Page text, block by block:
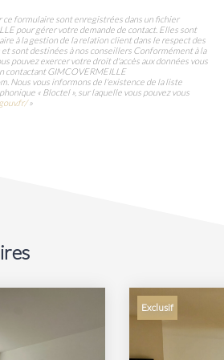
formulaire sont enregistrées dans un fichier
pour gérer votre demande de contact. Elles sont
à la gestion de la relation client dans le respect des
sont destinées à nos conseillers Conformément à la
pouvez exercer votre droit d'accès aux données vous
contactant GIMCOVERMEILLE
Nous vous informons de l'existence de la liste
« Bloctel », sur laquelle vous pouvez vous
»
Exclusif